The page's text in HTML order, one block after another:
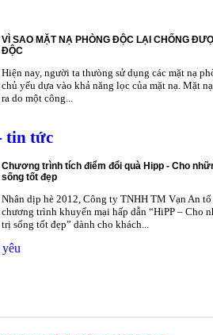
VÌ SAO MẶT NẠ PHÒNG ĐỘC LẠI CHỐNG
ĐỘC
Hiện nay, người ta thưòng sử dụng các mặt nạ
chủ yếu dựa vào khả năng lọc của mặt nạ. Mặt
ra do một công...
tin tức
Chương trình tích điểm đổi quà Hipp - Cho
sống tốt đẹp
Nhân dịp hè 2012, Công ty TNHH TM Vạn An
chương trình khuyến mại hấp dẫn “HiPP – Cho
trị sống tốt đẹp” dành cho khách...